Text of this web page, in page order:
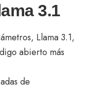
3.1
Llama 3.1,
abierto más
de